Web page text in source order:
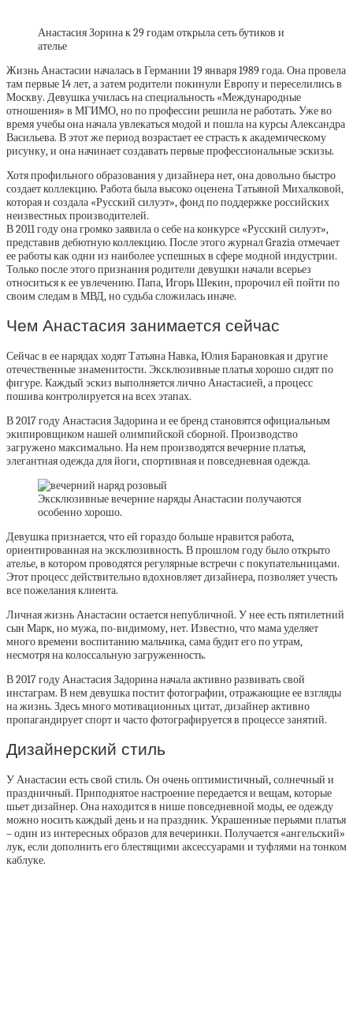
Анастасия Зорина к 29 годам открыла сеть бутиков и
ателье
Жизнь Анастасии началась в Германии 19 января 1989 года. Она провела
там первые 14 лет, а затем родители покинули Европу и переселились в
Москву. Девушка училась на специальность «Международные
отношения» в МГИМО, но по профессии решила не работать. Уже во
время учебы она начала увлекаться модой и пошла на курсы Александра
Васильева. В этот же период возрастает ее страсть к академическому
рисунку, и она начинает создавать первые профессиональные эскизы.
Хотя профильного образования у дизайнера нет, она довольно быстро
создает коллекцию. Работа была высоко оценена Татьяной Михалковой,
которая и создала «Русский силуэт», фонд по поддержке российских
неизвестных производителей.
В 2011 году она громко заявила о себе на конкурсе «Русский силуэт»,
представив дебютную коллекцию. После этого журнал Grazia отмечает
ее работы как одни из наиболее успешных в сфере модной индустрии.
Только после этого признания родители девушки начали всерьез
относиться к ее увлечению. Папа, Игорь Шекин, пророчил ей пойти по
своим следам в МВД, но судьба сложилась иначе.
Чем Анастасия занимается сейчас
Сейчас в ее нарядах ходят Татьяна Навка, Юлия Барановкая и другие
отечественные знаменитости. Эксклюзивные платья хорошо сидят по
фигуре. Каждый эскиз выполняется лично Анастасией, а процесс
пошива контролируется на всех этапах.
В 2017 году Анастасия Задорина и ее бренд становятся официальным
экипировщиком нашей олимпийской сборной. Производство
загружено максимально. На нем производятся вечерние платья,
элегантная одежда для йоги, спортивная и повседневная одежда.
Эксклюзивные вечерние наряды Анастасии получаются
особенно хорошо.
Девушка признается, что ей гораздо больше нравится работа,
ориентированная на эксклюзивность. В прошлом году было открыто
ателье, в котором проводятся регулярные встречи с покупательницами.
Этот процесс действительно вдохновляет дизайнера, позволяет учесть
все пожелания клиента.
Личная жизнь Анастасии остается непубличной. У нее есть пятилетний
сын Марк, но мужа, по-видимому, нет. Известно, что мама уделяет
много времени воспитанию мальчика, сама будит его по утрам,
несмотря на колоссальную загруженность.
В 2017 году Анастасия Задорина начала активно развивать свой
инстаграм. В нем девушка постит фотографии, отражающие ее взгляды
на жизнь. Здесь много мотивационных цитат, дизайнер активно
пропагандирует спорт и часто фотографируется в процессе занятий.
Дизайнерский стиль
У Анастасии есть свой стиль. Он очень оптимистичный, солнечный и
праздничный. Приподнятое настроение передается и вещам, которые
шьет дизайнер. Она находится в нише повседневной моды, ее одежду
можно носить каждый день и на праздник. Украшенные перьями платья
– один из интересных образов для вечеринки. Получается «ангельский»
лук, если дополнить его блестящими аксессуарами и туфлями на тонком
каблуке.